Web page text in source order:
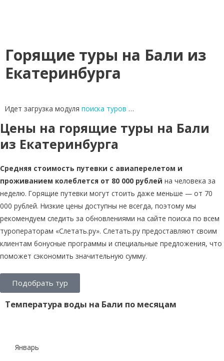
Горящие туры на Бали из
Екатеринбурга
Идет загрузка модуля поиска туров …
Цены на горящие туры на Бали
из Екатеринбурга
Средняя стоимость путевки с авиаперелетом и
проживанием колеблется от 80 000 рублей на человека за
неделю. Горящие путевки могут стоить даже меньше — от 70
000 рублей. Низкие цены доступны не всегда, поэтому мы
рекомендуем следить за обновлениями на сайте поиска по всем
туроператорам «Слетать.ру». Слетать.ру предоставляют своим
клиентам бонусные программы и специальные предложения, что
поможет сэкономить значительную сумму.
Подобрать тур
Температура воды на Бали по месяцам
Январь